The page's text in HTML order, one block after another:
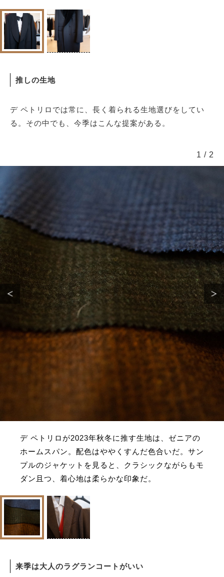
推しの生地
デ ペトリロでは常に、長く着られる生地選びをしてい
る。その中でも、今季はこんな提案がある。
デ ペトリロが2023年秋冬に推す生地は、ゼニアの
ホームスパン。配色はややくすんだ色合いだ。サン
プルのジャケットを見ると、クラシックながらもモ
ダン且つ、着心地は柔らかな印象だ。
1 / 2
来季は大人のラグランコートがいい